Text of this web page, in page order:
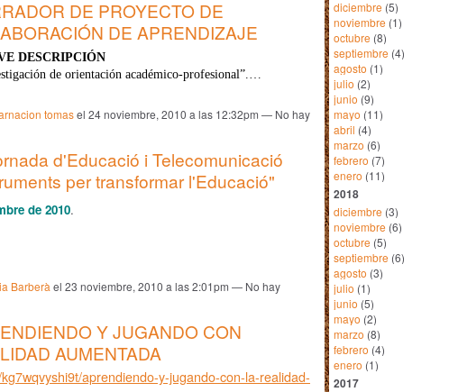
DE PROYECTO DE
DE APRENDIZAJE
DESCRIPCIÓN
de orientación académico-profesional”.…
tomasel 24 noviembre, 2010 a las 12:32pm — No hay
d'Educació i Telecomunicació
per transformar l'Educació"
de 2010.
Barberà el 23 noviembre, 2010 a las 2:01pm — No hay
Y JUGANDO CON
AUMENTADA
aprendiendo-y-jugando-con-la-realidad-
diciembre (5)
noviembre (1)
octubre (8)
septiembre (4)
agosto (1)
julio (2)
junio (9)
mayo (11)
abril (4)
marzo (6)
febrero (7)
enero (11)
2018
diciembre (3)
noviembre (6)
octubre (5)
septiembre (6)
agosto (3)
julio (1)
junio (5)
mayo (2)
marzo (8)
febrero (4)
enero (1)
2017